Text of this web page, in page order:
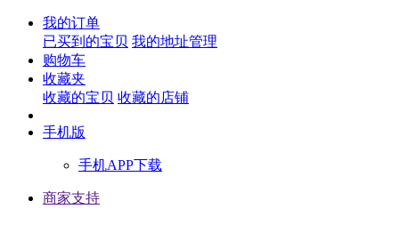
我的订单
已买到的宝贝 我的地址管理
购物车
收藏夹
收藏的宝贝 收藏的店铺
手机版
手机APP下载
商家支持